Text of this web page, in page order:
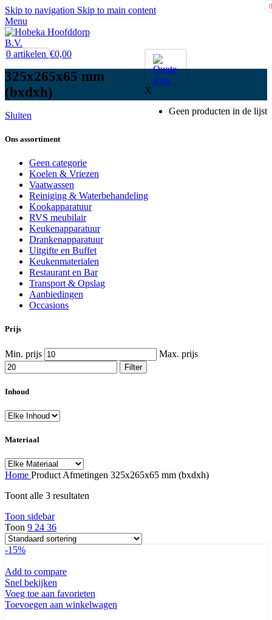
Skip to navigation Skip to main content
Menu
0
X
Geen producten in de lijst
0 artikelen €0,00
325x265x65 mm
(bxdxh)
Sluiten
Ons assortiment
Geen categorie
Koelen & Vriezen
Vaatwassen
Reiniging & Waterbehandeling
Kookapparatuur
RVS meubilair
Keukenapparatuur
Drankenapparatuur
Uitgifte en Buffet
Keukenmaterialen
Restaurant en Bar
Transport & Opslag
Aanbiedingen
Occasions
Prijs
Min. prijs Max. prijs
Filter
Inhoud
Materiaal
Home Product Afmetingen 325x265x65 mm (bxdxh)
Toont alle 3 resultaten
Toon sidebar
Toon 9 24 36
-15%
Add to compare
Snel bekijken
Voeg toe aan favorieten
Toevoegen aan winkelwagen